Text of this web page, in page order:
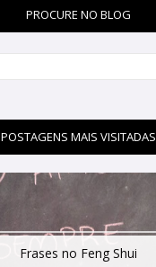
PROCURE NO BLOG
POSTAGENS MAIS VISITADAS
Frases no Feng Shui